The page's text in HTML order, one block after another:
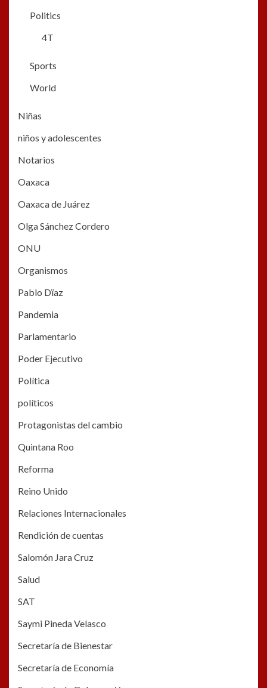
Politics
4T
Sports
World
Niñas
niños y adolescentes
Notarios
Oaxaca
Oaxaca de Juárez
Olga Sánchez Cordero
ONU
Organismos
Pablo Dïaz
Pandemia
Parlamentario
Poder Ejecutivo
Política
políticos
Protagonistas del cambio
Quintana Roo
Reforma
Reino Unido
Relaciones Internacionales
Rendición de cuentas
Salomón Jara Cruz
Salud
SAT
Saymi Pineda Velasco
Secretaría de Bienestar
Secretaría de Economía